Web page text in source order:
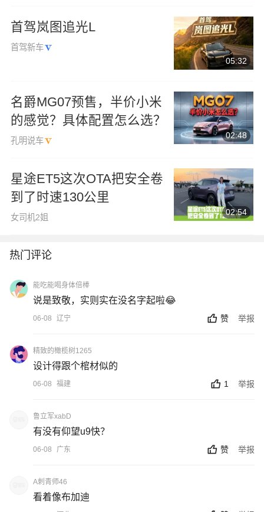
首驾岚图追光L
首驾新车
05:32
名爵MG07预售，半价小米
的感觉？具体配置怎么选？
孔明说车
02:48
星途ET5这次OTA把安全卷
到了时速130公里
女司机2姐
02:54
热门评论
能吃能喝身体倍棒
说是致敬，实则实在没名字起啦😂
06-08 辽宁 赞 举报
精致的橄榄树1265
设计得跟个棺材似的
06-08 福建 1 举报
鲁立军xabD
有没有仰望u9快？
06-08 广东 赞 举报
A刺青师46
看着像布加迪